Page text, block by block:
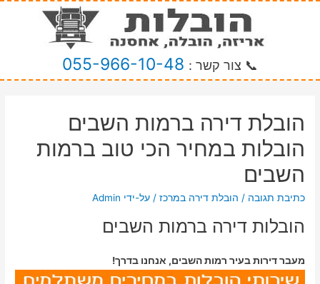
📞 צור קשר : 055-966-10-48
הובלת דירה ברמות השבים
הובלות במחיר הכי טוב ברמות
השבים
כתיבת תגובה / הובלת דירה במרכז / על-ידי Admin
הובלות דירה ברמות השבים
מעבר דירות בעיר רמות השבים, אנחנו בדרך!